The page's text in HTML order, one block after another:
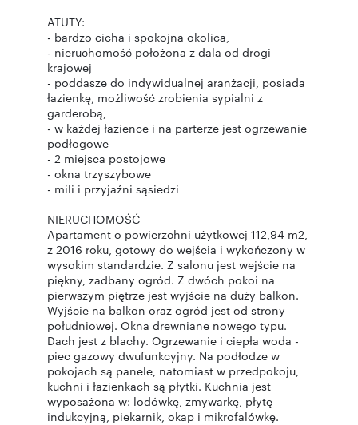
ATUTY:
- bardzo cicha i spokojna okolica,
- nieruchomość położona z dala od drogi
krajowej
- poddasze do indywidualnej aranżacji, posiada
łazienkę, możliwość zrobienia sypialni z
garderobą,
- w każdej łazience i na parterze jest ogrzewanie
podłogowe
- 2 miejsca postojowe
- okna trzyszybowe
- mili i przyjaźni sąsiedzi
NIERUCHOMOŚĆ
Apartament o powierzchni użytkowej 112,94 m2,
z 2016 roku, gotowy do wejścia i wykończony w
wysokim standardzie. Z salonu jest wejście na
piękny, zadbany ogród. Z dwóch pokoi na
pierwszym piętrze jest wyjście na duży balkon.
Wyjście na balkon oraz ogród jest od strony
południowej. Okna drewniane nowego typu.
Dach jest z blachy. Ogrzewanie i ciepła woda -
piec gazowy dwufunkcyjny. Na podłodze w
pokojach są panele, natomiast w przedpokoju,
kuchni i łazienkach są płytki. Kuchnia jest
wyposażona w: lodówkę, zmywarkę, płytę
indukcyjną, piekarnik, okap i mikrofalówkę.